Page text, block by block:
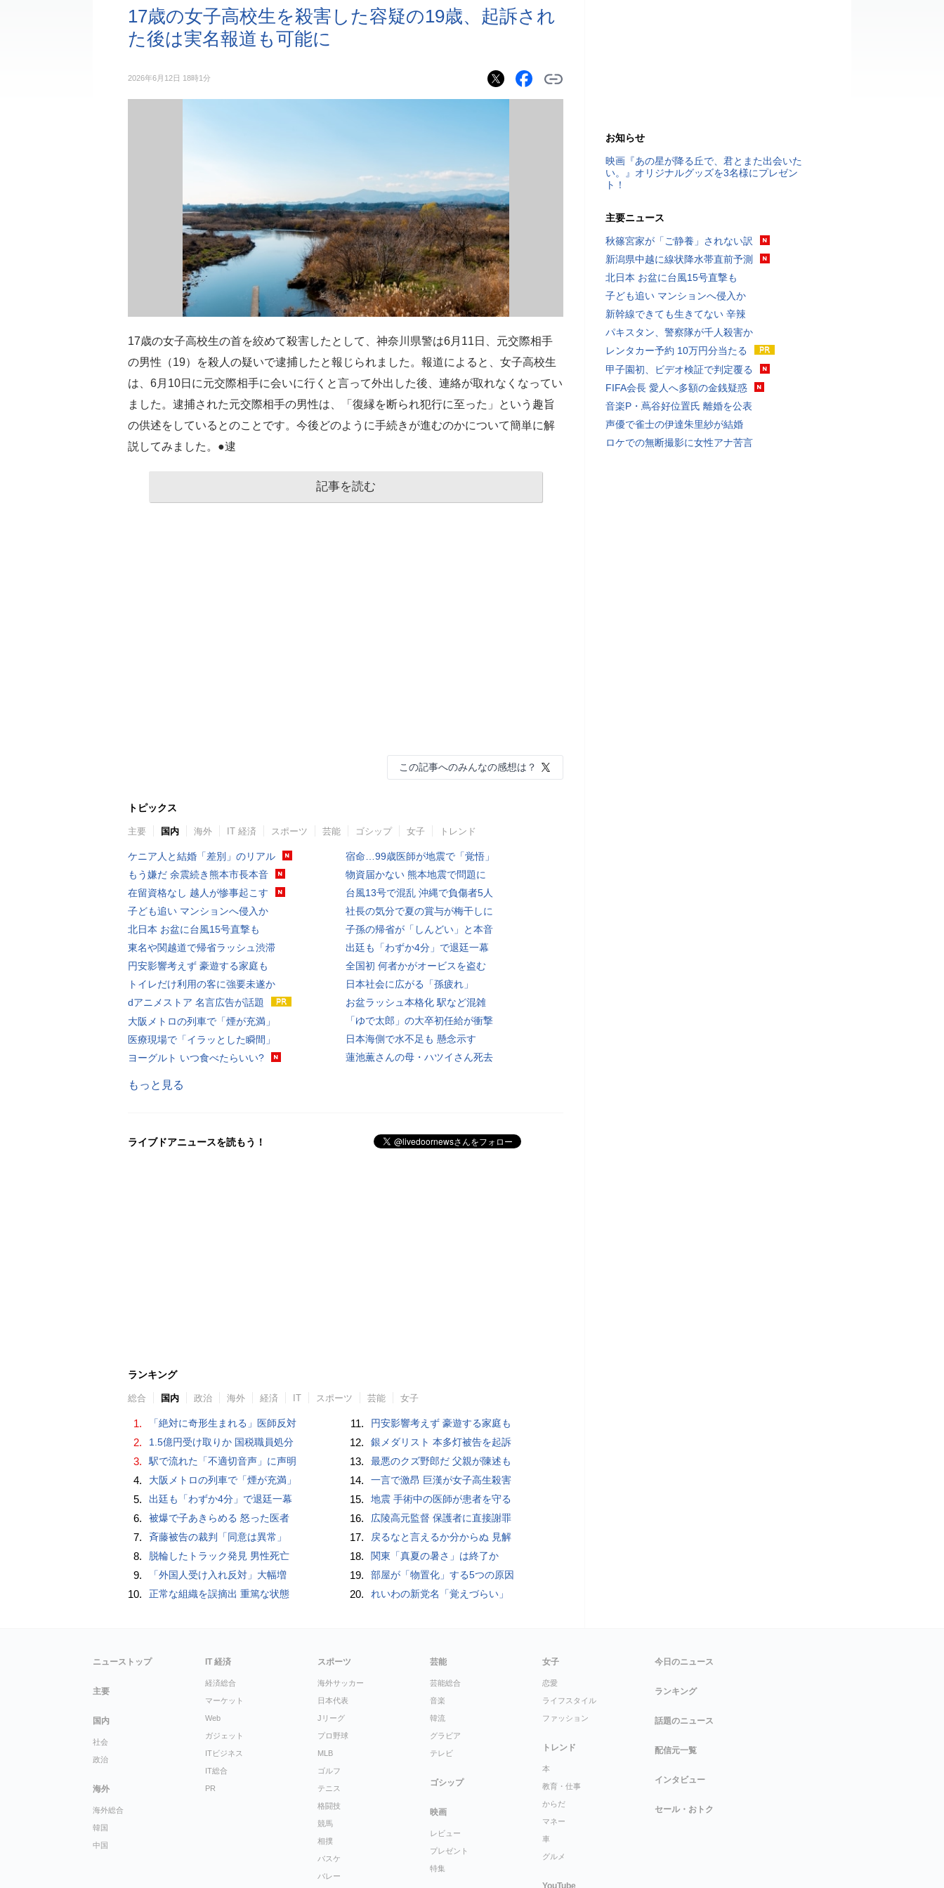
17歳の女子高校生を殺害した容疑の19歳、起訴され
た後は実名報道も可能に
2026年6月12日 18時1分
17歳の女子高校生の首を絞めて殺害したとして、神奈川県警は6月11日、元交際相手
の男性（19）を殺人の疑いで逮捕したと報じられました。報道によると、女子高校生
は、6月10日に元交際相手に会いに行くと言って外出した後、連絡が取れなくなってい
ました。逮捕された元交際相手の男性は、「復縁を断られ犯行に至った」という趣旨
の供述をしているとのことです。今後どのように手続きが進むのかについて簡単に解
説してみました。●逮
記事を読む
この記事へのみんなの感想は？
トピックス
主要 国内 海外 IT 経済 スポーツ 芸能 ゴシップ 女子 トレンド
ケニア人と結婚「差別」のリアル
もう嫌だ 余震続き熊本市長本音
在留資格なし 越人が惨事起こす
子ども追い マンションへ侵入か
北日本 お盆に台風15号直撃も
東名や関越道で帰省ラッシュ渋滞
円安影響考えず 豪遊する家庭も
トイレだけ利用の客に強要未遂か
dアニメストア 名言広告が話題
大阪メトロの列車で「煙が充満」
医療現場で「イラッとした瞬間」
ヨーグルト いつ食べたらいい?
宿命…99歳医師が地震で「覚悟」
物資届かない 熊本地震で問題に
台風13号で混乱 沖縄で負傷者5人
社長の気分で夏の賞与が梅干しに
子孫の帰省が「しんどい」と本音
出廷も「わずか4分」で退廷一幕
全国初 何者かがオービスを盗む
日本社会に広がる「孫疲れ」
お盆ラッシュ本格化 駅など混雑
「ゆで太郎」の大卒初任給が衝撃
日本海側で水不足も 懸念示す
蓮池薫さんの母・ハツイさん死去
もっと見る
ライブドアニュースを読もう！
ランキング
総合 国内 政治 海外 経済 IT スポーツ 芸能 女子
1. 「絶対に奇形生まれる」医師反対
2. 1.5億円受け取りか 国税職員処分
3. 駅で流れた「不適切音声」に声明
4. 大阪メトロの列車で「煙が充満」
5. 出廷も「わずか4分」で退廷一幕
6. 被爆で子あきらめる 怒った医者
7. 斉藤被告の裁判「同意は異常」
8. 脱輪したトラック発見 男性死亡
9. 「外国人受け入れ反対」大幅増
10. 正常な組織を誤摘出 重篤な状態
11. 円安影響考えず 豪遊する家庭も
12. 銀メダリスト 本多灯被告を起訴
13. 最悪のクズ野郎だ 父親が陳述も
14. 一言で激昂 巨漢が女子高生殺害
15. 地震 手術中の医師が患者を守る
16. 広陵高元監督 保護者に直接謝罪
17. 戻るなと言えるか分からぬ 見解
18. 関東「真夏の暑さ」は終了か
19. 部屋が「物置化」する5つの原因
20. れいわの新党名「覚えづらい」
お知らせ
映画『あの星が降る丘で、君とまた出会いた
い。』オリジナルグッズを3名様にプレゼン
ト！
主要ニュース
秋篠宮家が「ご静養」されない訳
新潟県中越に線状降水帯直前予測
北日本 お盆に台風15号直撃も
子ども追い マンションへ侵入か
新幹線できても生きてない 辛辣
パキスタン、警察隊が千人殺害か
レンタカー予約 10万円分当たる
甲子園初、ビデオ検証で判定覆る
FIFA会長 愛人へ多額の金銭疑惑
音楽P・蔦谷好位置氏 離婚を公表
声優で雀士の伊達朱里紗が結婚
ロケでの無断撮影に女性アナ苦言
ニューストップ
主要
国内
社会
政治
海外
海外総合
韓国
中国
IT 経済
経済総合
マーケット
Web
ガジェット
ITビジネス
IT総合
PR
スポーツ
海外サッカー
日本代表
Jリーグ
プロ野球
MLB
ゴルフ
テニス
格闘技
競馬
相撲
バスケ
バレー
芸能
芸能総合
音楽
韓流
グラビア
テレビ
ゴシップ
映画
レビュー
プレゼント
特集
女子
恋愛
ライフスタイル
ファッション
トレンド
本
教育・仕事
からだ
マネー
車
グルメ
YouTube
今日のニュース
ランキング
話題のニュース
配信元一覧
インタビュー
セール・おトク